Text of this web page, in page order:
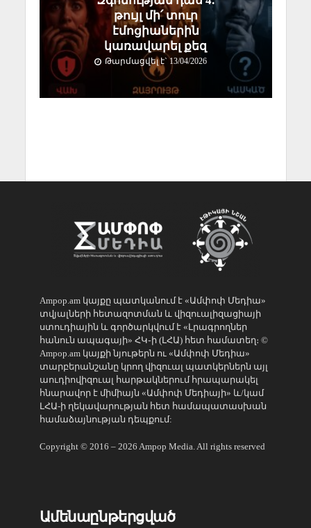
թույլ մի՛ տուր
էմոցիաներին
կառավարել քեզ
Թարմացվել է` 13/04/2026
Ampop.am կայքը պատկանում է «Ամփոփ Մեդիա»
տվյալների հետազոտման և վիզուալիզացիայի
ստուդիային և գործարկվում է «Լրագրողներ
հանուն ապագայի» ՀԿ֊ի (ԼՀԱ) հետ համատեղ։ ©
Ampop.am կայքի նյութերն ու «Ամփոփ Մեդիա»
տարբերանշանը կրող վիզուալ պատկերներն այլ
աուդիովիզուալ հարթակներում հրապարակել
հնարավոր է միմիայն «Ամփոփ Մեդիայի» և/կամ
ԼՀԱ-ի ղեկավարության հետ համապատասխան
համաձայնության դեպքում:
Copyright © 2016 – 2026 Ampop Media. All rights reserved
Ամենաընթերցված